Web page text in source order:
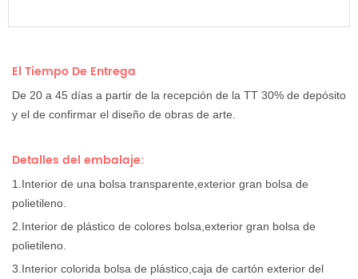
El Tiempo De Entrega
De 20 a 45 días a partir de la recepción de la TT 30% de depósito
y el de confirmar el diseño de obras de arte.
Detalles del embalaje:
1.Interior de una bolsa transparente,exterior gran bolsa de
polietileno.
2.Interior de plástico de colores bolsa,exterior gran bolsa de
polietileno.
3.Interior colorida bolsa de plástico,caja de cartón exterior del